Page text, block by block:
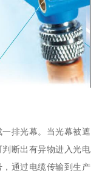
排光幕。当光幕被遮
断出有异物进入光电
通过电缆传输到生产